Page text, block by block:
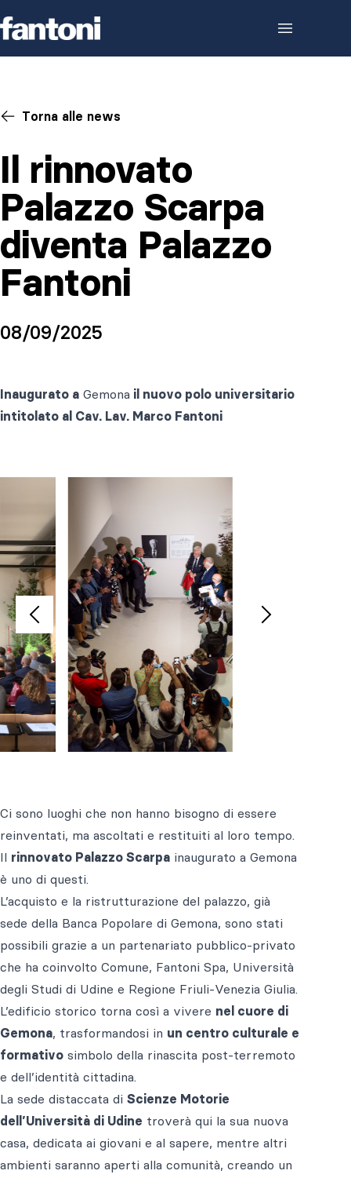
Torna alle news
Il rinnovato
Palazzo Scarpa
diventa Palazzo
Fantoni
08/09/2025
Inaugurato a Gemona il nuovo polo universitario
intitolato al Cav. Lav. Marco Fantoni
Ci sono luoghi che non hanno bisogno di essere
reinventati, ma ascoltati e restituiti al loro tempo.
Il rinnovato Palazzo Scarpa inaugurato a Gemona
è uno di questi.
L’acquisto e la ristrutturazione del palazzo, già
sede della Banca Popolare di Gemona, sono stati
possibili grazie a un partenariato pubblico-privato
che ha coinvolto Comune, Fantoni Spa, Università
degli Studi di Udine e Regione Friuli-Venezia Giulia.
L’edificio storico torna così a vivere nel cuore di
Gemona, trasformandosi in un centro culturale e
formativo simbolo della rinascita post-terremoto
e dell’identità cittadina.
La sede distaccata di Scienze Motorie
dell’Università di Udine troverà qui la sua nuova
casa, dedicata ai giovani e al sapere, mentre altri
ambienti saranno aperti alla comunità, creando un